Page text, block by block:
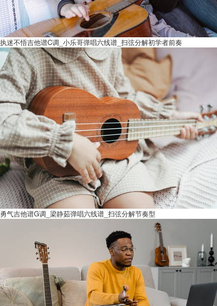
执迷不悟吉他谱C调_小乐哥弹唱六线谱_扫弦分解初学者前奏
勇气吉他谱G调_梁静茹弹唱六线谱_扫弦分解节奏型